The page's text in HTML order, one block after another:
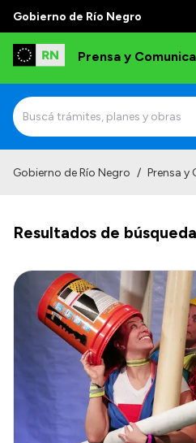
Gobierno de Río Negro
Prensa y
Autoridades
Referentes de prensa
Archivo de noticias
Transparencia
Presupuesto
Boletín Oficial
Gobierno de Río Negro / Prensa y
Resultados de